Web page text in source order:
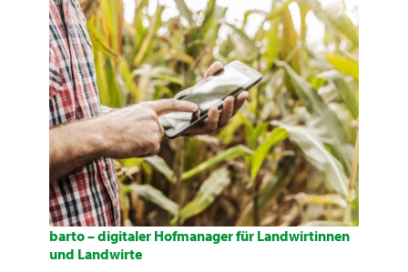
barto – digitaler Hofmanager für Landwirtinnen
und Landwirte